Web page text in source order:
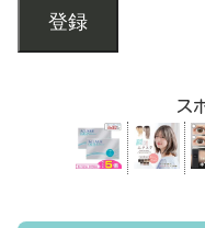
登録
ス